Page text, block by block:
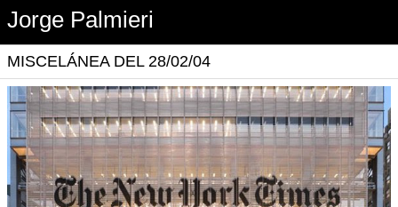
Jorge Palmieri
MISCELÁNEA DEL 28/02/04